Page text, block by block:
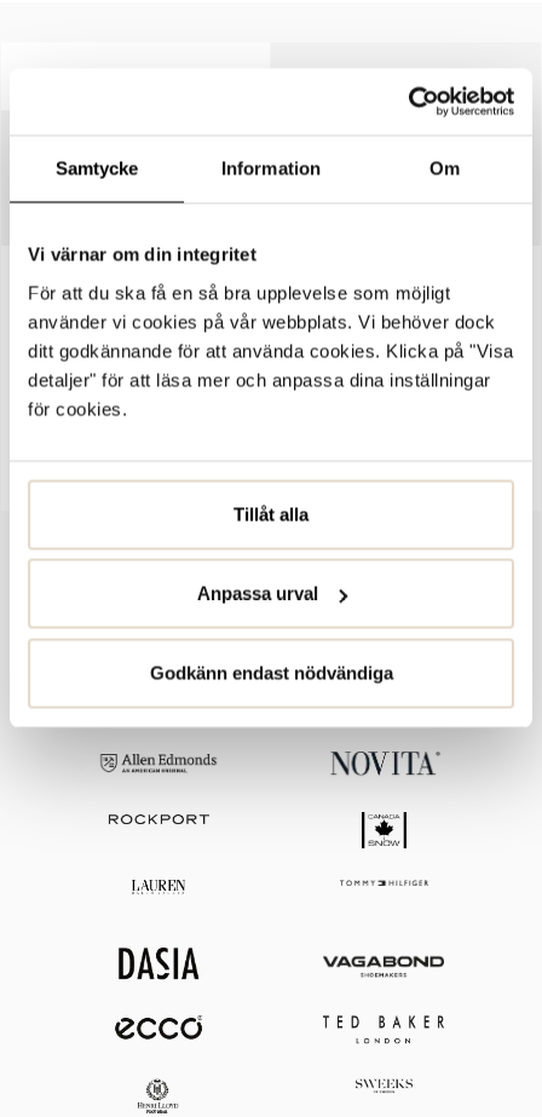
Samtycke Information Om
Vi värnar om din integritet
För att du ska få en så bra upplevelse som möjligt
använder vi cookies på vår webbplats. Vi behöver dock
ditt godkännande för att använda cookies. Klicka på "Visa
detaljer" för att läsa mer och anpassa dina inställningar
för cookies.
Tillåt alla
Anpassa urval
Godkänn endast nödvändiga
Artikelnummer: 3241484
Bass, barnsneakers från varumärket Tommy Hilfiger. Ovandel i vit
skinnimitation med logo-detalj på skornas yttersida. Praktisk
kardborrestäning som gör skorna enkla att ta på och av.Stilren och
bekväm sneakers i sportig modell. Mjuk och skön innersula för bra